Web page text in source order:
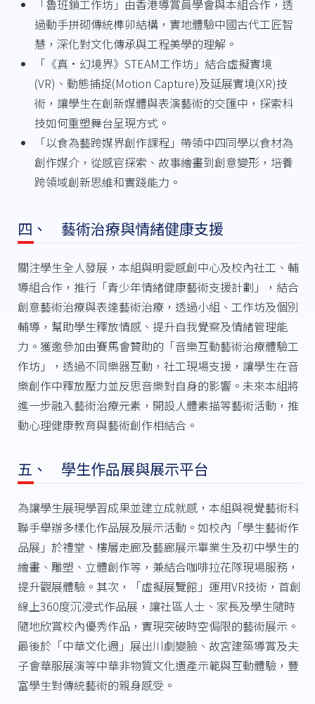
「魯班鎖工作坊」由香港導賞員學會與本組合作，透
過動手拼砌傳統榫卯結構，實地體驗中國古代工匠智
慧，深化對文化傳承與工程美學的理解。
「《真·幻境界》STEAM工作坊」結合虛擬實境
(VR)、動態捕捉(Motion Capture)及延展實境(XR)技
術，讓學生在創新媒體與表演藝術的交匯中，探索科
技如何重塑舞台呈現方式。
「以食為藝跨媒界創作課程」帶領中四同學以食材為
創作媒介，從感官探索、故事繪畫到創意變形，培養
跨領域創新思維和實踐能力。
四、 藝術治療與情緒健康支援
關注學生全人發展，本組與明愛感創中心及校內社工、輔
導組合作，推行「青少年情緒健康藝術支援計劃」，結合
創意藝術治療與表達藝術治療，透過小組、工作坊及個別
輔導，幫助學生釋放情感、提升自我覺察及情緒管理能
力。獲邀參加由賽馬會贊助的「音樂互動藝術治療體驗工
作坊」，透過不同樂器互動，社工現場支援，讓學生在音
樂創作中釋放壓力並反思音樂對自身的影響。未來本組將
進一步融入藝術治療元素，開設人體素描等藝術活動，推
動心理健康教育與藝術創作相結合。
五、 學生作品展與展示平台
為讓學生展現學習成果並建立成就感，本組與視覺藝術科
聯手舉辦多樣化作品展及展示活動。如校內「學生藝術作
品展」於禮堂、樓層走廊及藝廊展示畢業生及初中學生的
繪畫、雕塑、立體創作等，兼結合咖啡拉花隊現場服務，
提升觀展體驗。其次，「虛擬展覽館」運用VR技術，首創
線上360度沉浸式作品展，讓社區人士、家長及學生隨時
隨地欣賞校內優秀作品，實現突破時空侷限的藝術展示。
最後於「中華文化週」展出川劇變臉、故宮建築導賞及夫
子會華服展演等中華非物質文化遺產示範與互動體驗，豐
富學生對傳統藝術的親身感受。